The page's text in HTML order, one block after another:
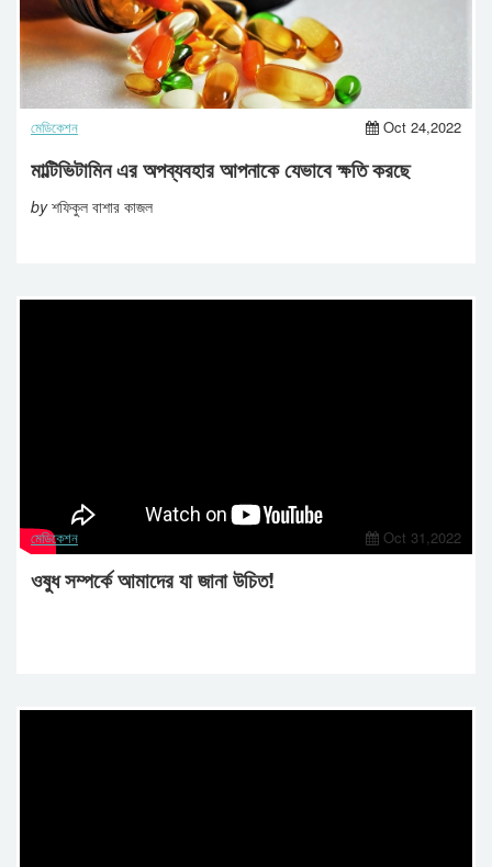
মেডিকেশন Oct 24,2022
মাল্টিভিটামিন এর অপব্যবহার আপনাকে যেভাবে ক্ষতি করছে
byশফিকুল বাশার কাজল
মেডিকেশন Oct 31,2022
ওষুধ সম্পর্কে আমাদের যা জানা উচিত!